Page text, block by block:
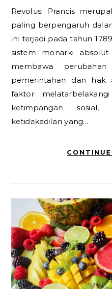
Revolusi Prancis merupakan salah satu peristiwa
paling berpengaruh
ini terjadi pada tahun
sistem monarki
membawa
pemerintahan dan hak
faktor
ketimpangan
ketidakadilan yang…